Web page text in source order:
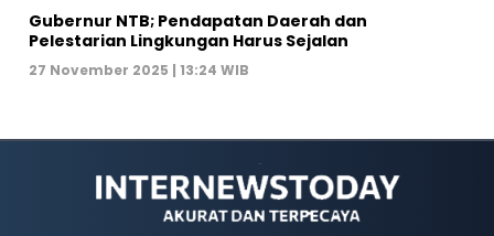
Gubernur NTB; Pendapatan Daerah dan
Pelestarian Lingkungan Harus Sejalan
27 November 2025 | 13:24 WIB